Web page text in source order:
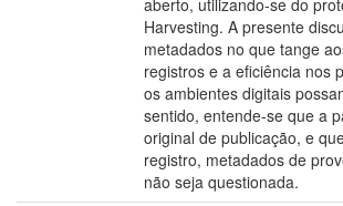
aberto, utilizando-se do
Harvesting. A presente
metadados no que tange
registros e a eficiência nos
os ambientes digitais
sentido, entende-se que a
original de publicação, e
registro, metadados de
não seja questionada.